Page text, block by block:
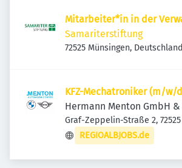
Mitarbeiter*in in der
Samariterstiftung
72525 Münsingen, Deutschland
KFZ-Mechatroniker (m/w/
Hermann Menton GmbH &
Graf-Zeppelin-Straße 2,
Deutschland
REGIOALBJOBS.de